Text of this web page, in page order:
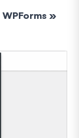
WPForms »